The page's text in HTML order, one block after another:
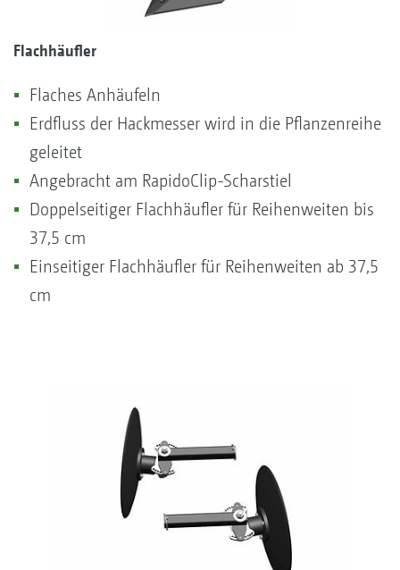
Flachhäufler
Flaches Anhäufeln
Erdfluss der Hackmesser wird in die Pflanzenreihe
geleitet
Angebracht am RapidoClip-Scharstiel
Doppelseitiger Flachhäufler für Reihenweiten bis
37,5 cm
Einseitiger Flachhäufler für Reihenweiten ab 37,5
cm